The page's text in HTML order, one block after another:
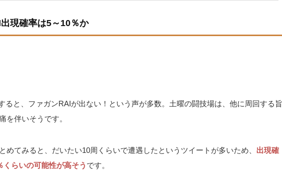
現確率は5～10％か
ると、ファガンRAIが出ない！という声が多数。土曜の闘技場は、他に周回する旨
を伴いそうです。
めてみると、だいたい10周くらいで遭遇したというツイートが多いため、 出現確
くらいの可能性が高そう です。